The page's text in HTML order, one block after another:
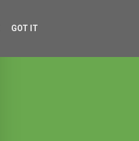
GOT IT